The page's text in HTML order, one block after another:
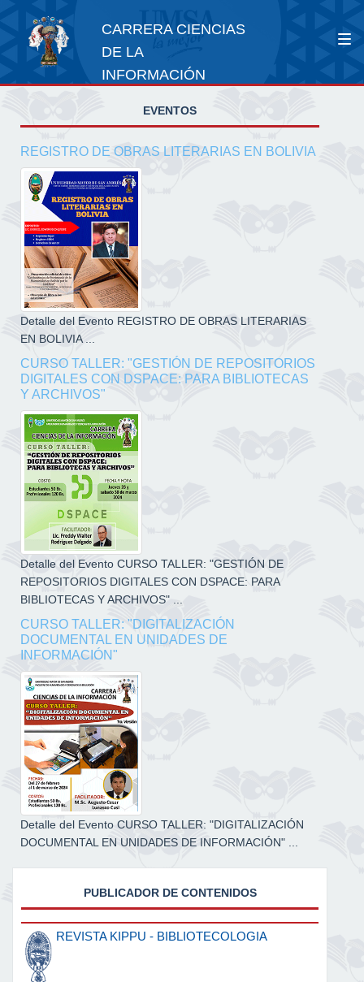
CARRERA CIENCIAS
DE LA
INFORMACIÓN
EVENTOS
REGISTRO DE OBRAS LITERARIAS EN BOLIVIA
Detalle del Evento REGISTRO DE OBRAS LITERARIAS
EN BOLIVIA ...
CURSO TALLER: "GESTIÓN DE REPOSITORIOS
DIGITALES CON DSPACE: PARA BIBLIOTECAS
Y ARCHIVOS"
Detalle del Evento CURSO TALLER: "GESTIÓN DE
REPOSITORIOS DIGITALES CON DSPACE: PARA
BIBLIOTECAS Y ARCHIVOS" ...
CURSO TALLER: "DIGITALIZACIÓN
DOCUMENTAL EN UNIDADES DE
INFORMACIÓN"
Detalle del Evento CURSO TALLER: "DIGITALIZACIÓN
DOCUMENTAL EN UNIDADES DE INFORMACIÓN" ...
PUBLICADOR DE CONTENIDOS
REVISTA KIPPU - BIBLIOTECOLOGIA